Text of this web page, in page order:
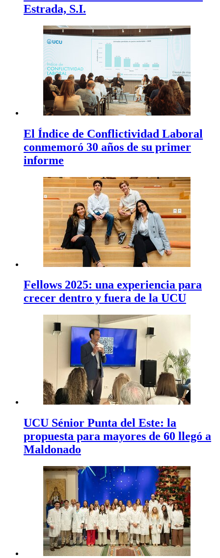
Estrada, S.I.
El Índice de Conflictividad Laboral
conmemoró 30 años de su primer
informe
Fellows 2025: una experiencia para
crecer dentro y fuera de la UCU
UCU Sénior Punta del Este: la
propuesta para mayores de 60 llegó a
Maldonado